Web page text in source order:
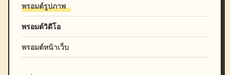
พรอมต์รูปภาพ
พรอมต์วิดีโอ
พรอมต์หน้าเว็บ